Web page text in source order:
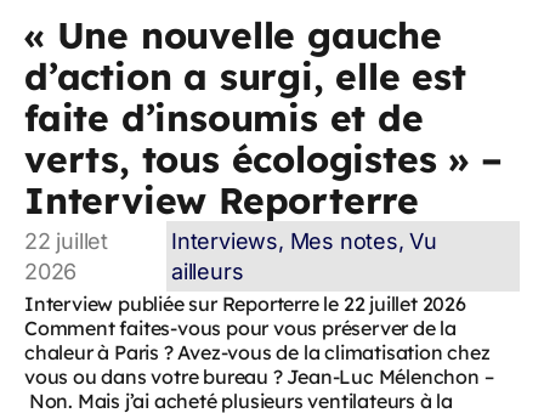
« Une nouvelle gauche
d’action a surgi, elle est
faite d’insoumis et de
verts, tous écologistes » –
Interview Reporterre
22 juillet
2026
Interviews, Mes notes,Vu
ailleurs
Interview publiée sur Reporterre le 22 juillet 2026
Comment faites-vous pour vous préserver de la
chaleur à Paris ? Avez-vous de la climatisation chez
vous ou dans votre bureau ? Jean-Luc Mélenchon –
Non. Mais j’ai acheté plusieurs ventilateurs à la